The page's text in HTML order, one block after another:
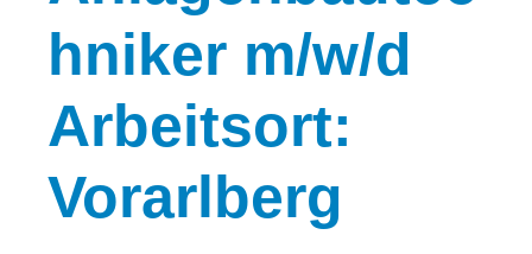
hniker m/w/d
Arbeitsort:
Vorarlberg